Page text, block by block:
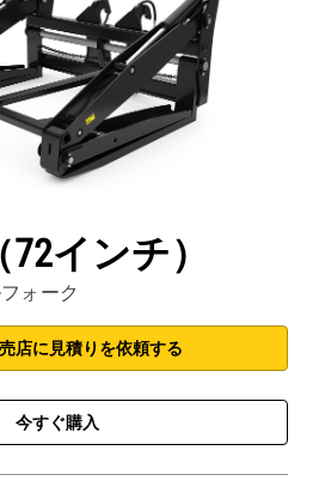
72インチ）
ォーク
店に見積りを依頼する
今すぐ購入